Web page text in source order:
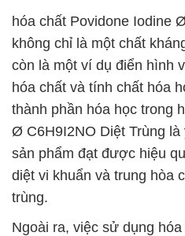
hóa chất Povidone Iodine
không chỉ là một chất
còn là một ví dụ điển hình
hóa chất và tính chất hóa
thành phần hóa học trong
Ø C6H9I2NO Diệt Trùng
sản phẩm đạt được hiệu
diệt vi khuẩn và trung hòa
trùng.
Ngoài ra, việc sử dụng